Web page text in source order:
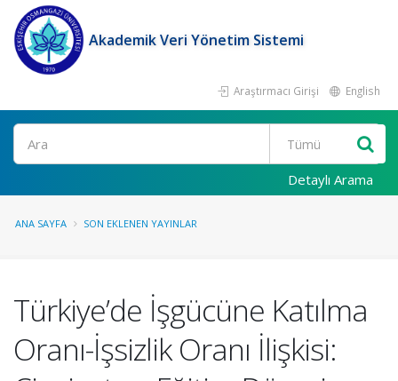
Akademik Veri Yönetim Sistemi
Araştırmacı Girişi English
Ara
Detaylı Arama
ANA SAYFA SON EKLENEN YAYINLAR
Türkiye’de İşgücüne Katılma
Oranı-İşsizlik Oranı İlişkisi: